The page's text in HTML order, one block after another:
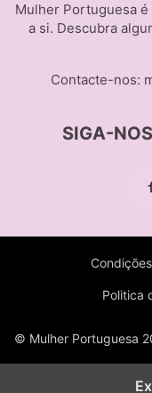
Mulher Portuguesa
a si. Descubra
Contacte-nos:
SIGA-
Politica
© Mulher Portuguesa